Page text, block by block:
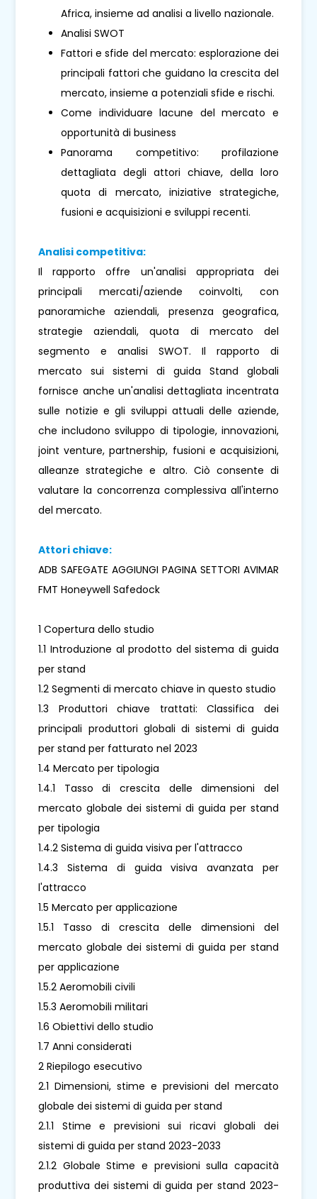
Africa, insieme ad analisi a livello nazionale.
Analisi SWOT
Fattori e sfide del mercato: esplorazione dei
principali fattori che guidano la crescita del
mercato, insieme a potenziali sfide e rischi.
Come individuare lacune del mercato e
opportunità di business
Panorama competitivo: profilazione
dettagliata degli attori chiave, della loro
quota di mercato, iniziative strategiche,
fusioni e acquisizioni e sviluppi recenti.
Analisi competitiva:
Il rapporto offre un'analisi appropriata dei
principali mercati/aziende coinvolti, con
panoramiche aziendali, presenza geografica,
strategie aziendali, quota di mercato del
segmento e analisi SWOT. Il rapporto di
mercato sui sistemi di guida Stand globali
fornisce anche un'analisi dettagliata incentrata
sulle notizie e gli sviluppi attuali delle aziende,
che includono sviluppo di tipologie, innovazioni,
joint venture, partnership, fusioni e acquisizioni,
alleanze strategiche e altro. Ciò consente di
valutare la concorrenza complessiva all'interno
del mercato.
Attori chiave:
ADB SAFEGATE AGGIUNGI PAGINA SETTORI AVIMAR
FMT Honeywell Safedock
1 Copertura dello studio
1.1 Introduzione al prodotto del sistema di guida
per stand
1.2 Segmenti di mercato chiave in questo studio
1.3 Produttori chiave trattati: Classifica dei
principali produttori globali di sistemi di guida
per stand per fatturato nel 2023
1.4 Mercato per tipologia
1.4.1 Tasso di crescita delle dimensioni del
mercato globale dei sistemi di guida per stand
per tipologia
1.4.2 Sistema di guida visiva per l'attracco
1.4.3 Sistema di guida visiva avanzata per
l'attracco
1.5 Mercato per applicazione
1.5.1 Tasso di crescita delle dimensioni del
mercato globale dei sistemi di guida per stand
per applicazione
1.5.2 Aeromobili civili
1.5.3 Aeromobili militari
1.6 Obiettivi dello studio
1.7 Anni considerati
2 Riepilogo esecutivo
2.1 Dimensioni, stime e previsioni del mercato
globale dei sistemi di guida per stand
2.1.1 Stime e previsioni sui ricavi globali dei
sistemi di guida per stand 2023-2033
2.1.2 Globale Stime e previsioni sulla capacità
produttiva dei sistemi di guida per stand 2023-